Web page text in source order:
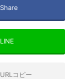
Share
LINE
URLコピー